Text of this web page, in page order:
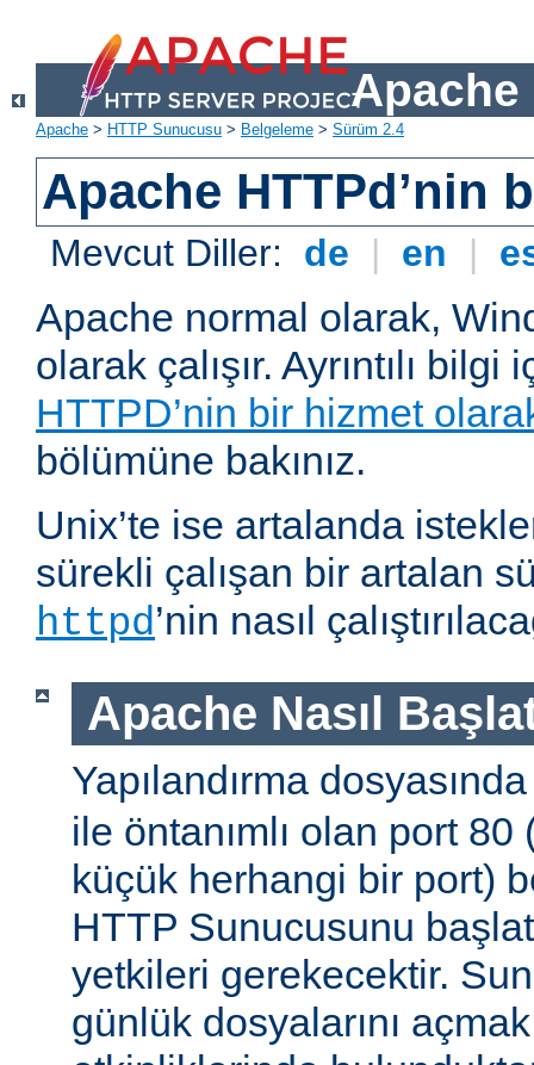
Apache
Apache > HTTP Sunucusu > Belgeleme > Sürüm 2.4
Apache HTTPd’nin
Mevcut Diller: de | en |
Apache normal olarak,
olarak çalışır. Ayrıntılı bilgi
HTTPD’nin bir hizmet olarak
bölümüne bakınız.
Unix’te ise artalanda
sürekli çalışan bir artalan
httpd’nin nasıl
Apache Nasıl
Yapılandırma
ile öntanımlı olan port 80
küçük herhangi bir port)
HTTP Sunucusunu
yetkileri gerekecektir.
günlük dosyalarını